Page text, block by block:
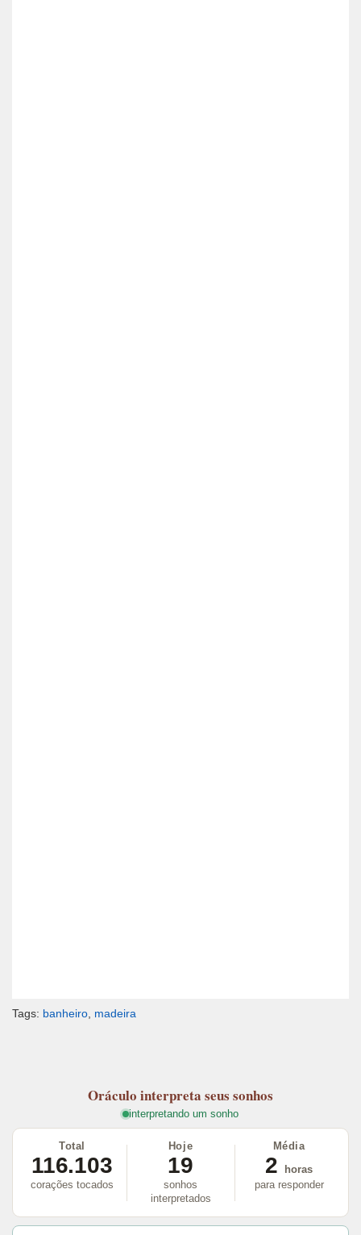
Tags: banheiro madeira
Oráculo interpreta seus sonhos
interpretando um sonho
Total
116.103
corações tocados
Hoje
19
sonhos
interpretados
Média
2
horas
para responder